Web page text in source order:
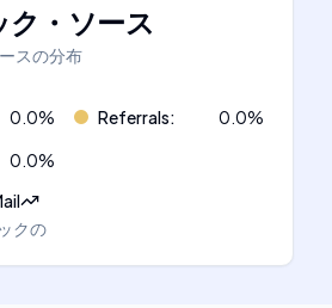
ク・ソース
スの分布
0.0% Referrals: 0.0%
0.0%
クの